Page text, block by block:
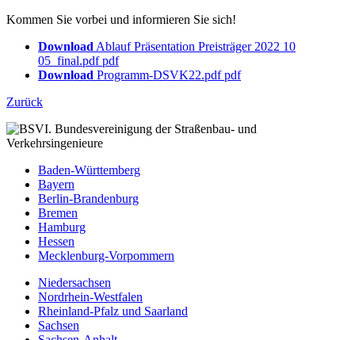
Kommen Sie vorbei und informieren Sie sich!
Download Ablauf Präsentation Preisträger 2022 10
05_final.pdfpdf
Download Programm-DSVK22.pdfpdf
Zurück
Baden-Württemberg
Bayern
Berlin-Brandenburg
Bremen
Hamburg
Hessen
Mecklenburg-Vorpommern
Niedersachsen
Nordrhein-Westfalen
Rheinland-Pfalz und Saarland
Sachsen